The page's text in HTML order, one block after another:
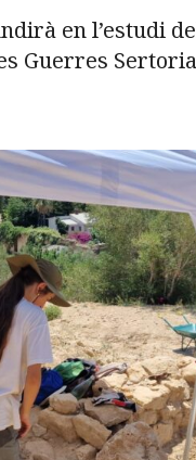
en l’estudi
Guerres